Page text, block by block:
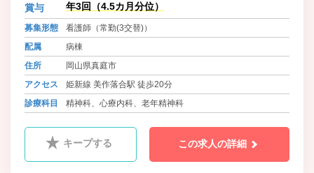
賞与 年3回（4.5カ月分位）
募集形態
看護師（常勤(3交替)）
配属
病棟
住所
岡山県真庭市
アクセス
姫新線 美作落合駅 徒歩20分
診療科目
精神科、心療内科、老年精神科
キープする この求人の詳細